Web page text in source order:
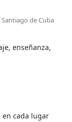
de Cuba
enseñanza,
en cada lugar